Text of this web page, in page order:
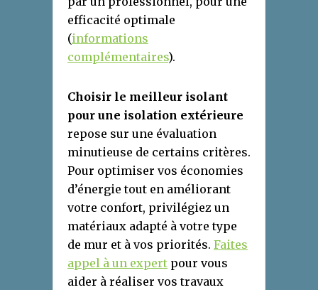
efficacité optimale
(informations
complémentaires).
Choisir le meilleur isolant
pour une isolation extérieure
repose sur une évaluation
minutieuse de certains critères.
Pour optimiser vos économies
d’énergie tout en améliorant
votre confort, privilégiez un
matériaux adapté à votre type
de mur et à vos priorités. Faites
appel à un expert pour vous
aider à réaliser vos travaux